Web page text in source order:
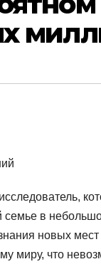
в
новых мест
миру, что